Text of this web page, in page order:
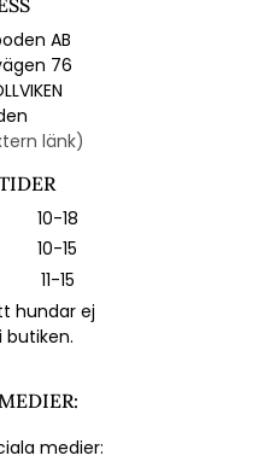
AB
76
länk)
10-18
10-15
11-15
hundar ej
butiken.
medier: